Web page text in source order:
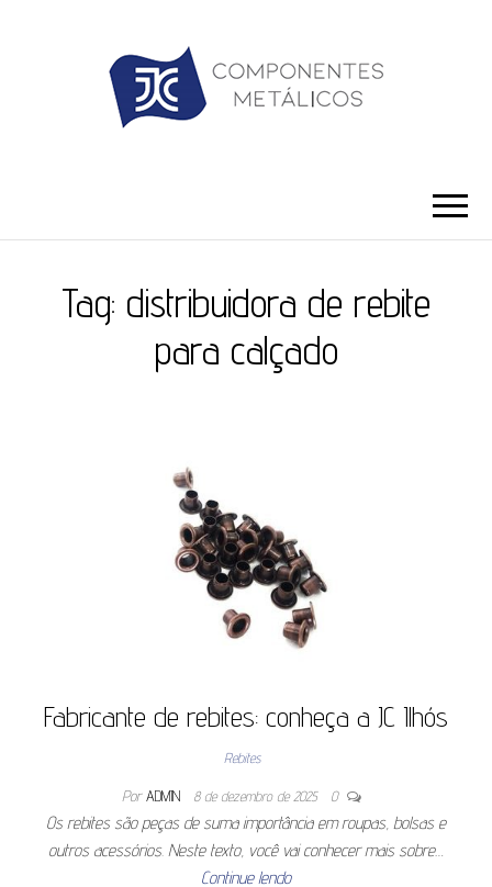
Tag: distribuidora de rebite
para calçado
Fabricante de rebites: conheça a JC Ilhós
Rebites
Por ADMIN 8 de dezembro de 2025 0
Os rebites são peças de suma importância em roupas, bolsas e
outros acessórios. Neste texto, você vai conhecer mais sobre…
Continue lendo